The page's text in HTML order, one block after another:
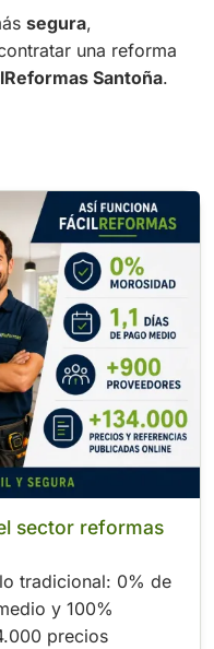
segura,
una reforma
Santoña.
sector reformas
tradicional: 0% de
y 100%
precios